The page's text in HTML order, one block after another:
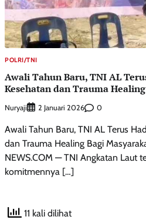
POLRI/TNI
Awali Tahun Baru, TNI AL
Kesehatan dan Trauma
Nuryaji 2 Januari 2026 0
Awali Tahun Baru, TNI AL Terus
dan Trauma Healing Bagi
NEWS.COM — TNI Angkatan Laut
komitmennya […]
11 kali dilihat